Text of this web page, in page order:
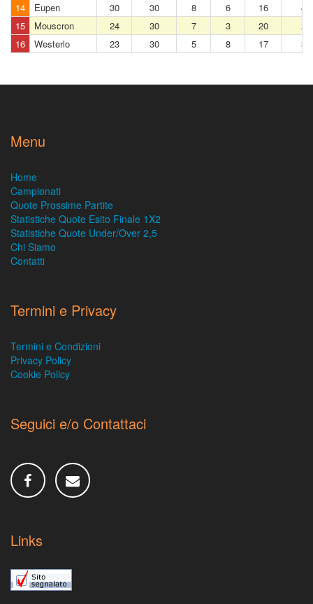
14
Eupen 30 30 8 6 16
40
15
Mouscron 24 30 7 3 20
29
16
Westerlo 23 30 5 8 17 33
Menu
Home
Campionati
Quote Prossime Partite
Statistiche Quote Esito Finale 1X2
Statistiche Quote Under/Over 2,5
Chi Siamo
Contatti
Termini e Privacy
Termini e Condizioni
Privacy Policy
Cookie Policy
Seguici e/o Contattaci
Links